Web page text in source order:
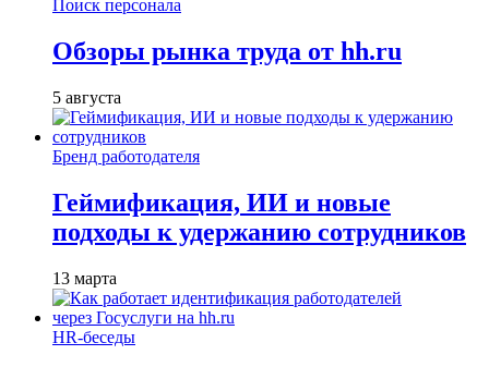
Поиск персонала
Обзоры рынка труда от hh.ru
5 августа
Бренд работодателя
Геймификация, ИИ и новые
подходы к удержанию сотрудников
13 марта
HR-беседы